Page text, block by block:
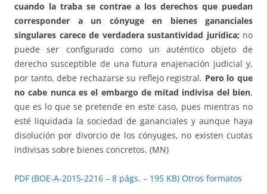
cuando la traba se contrae a los derechos que puedan
corresponder a un cónyuge en bienes gananciales
singulares carece de verdadera sustantividad jurídica; no
puede ser configurado como un auténtico objeto de
derecho susceptible de una futura enajenación judicial y,
por tanto, debe rechazarse su reflejo registral. Pero lo que
no cabe nunca es el embargo de mitad indivisa del bien,
que es lo que se pretende en este caso, pues mientras no
esté liquidada la sociedad de gananciales y aunque haya
disolución por divorcio de los cónyuges, no existen cuotas
indivisas sobre bienes concretos. (MN)
PDF (BOE-A-2015-2216 – 8 págs. – 195 KB) Otros formatos